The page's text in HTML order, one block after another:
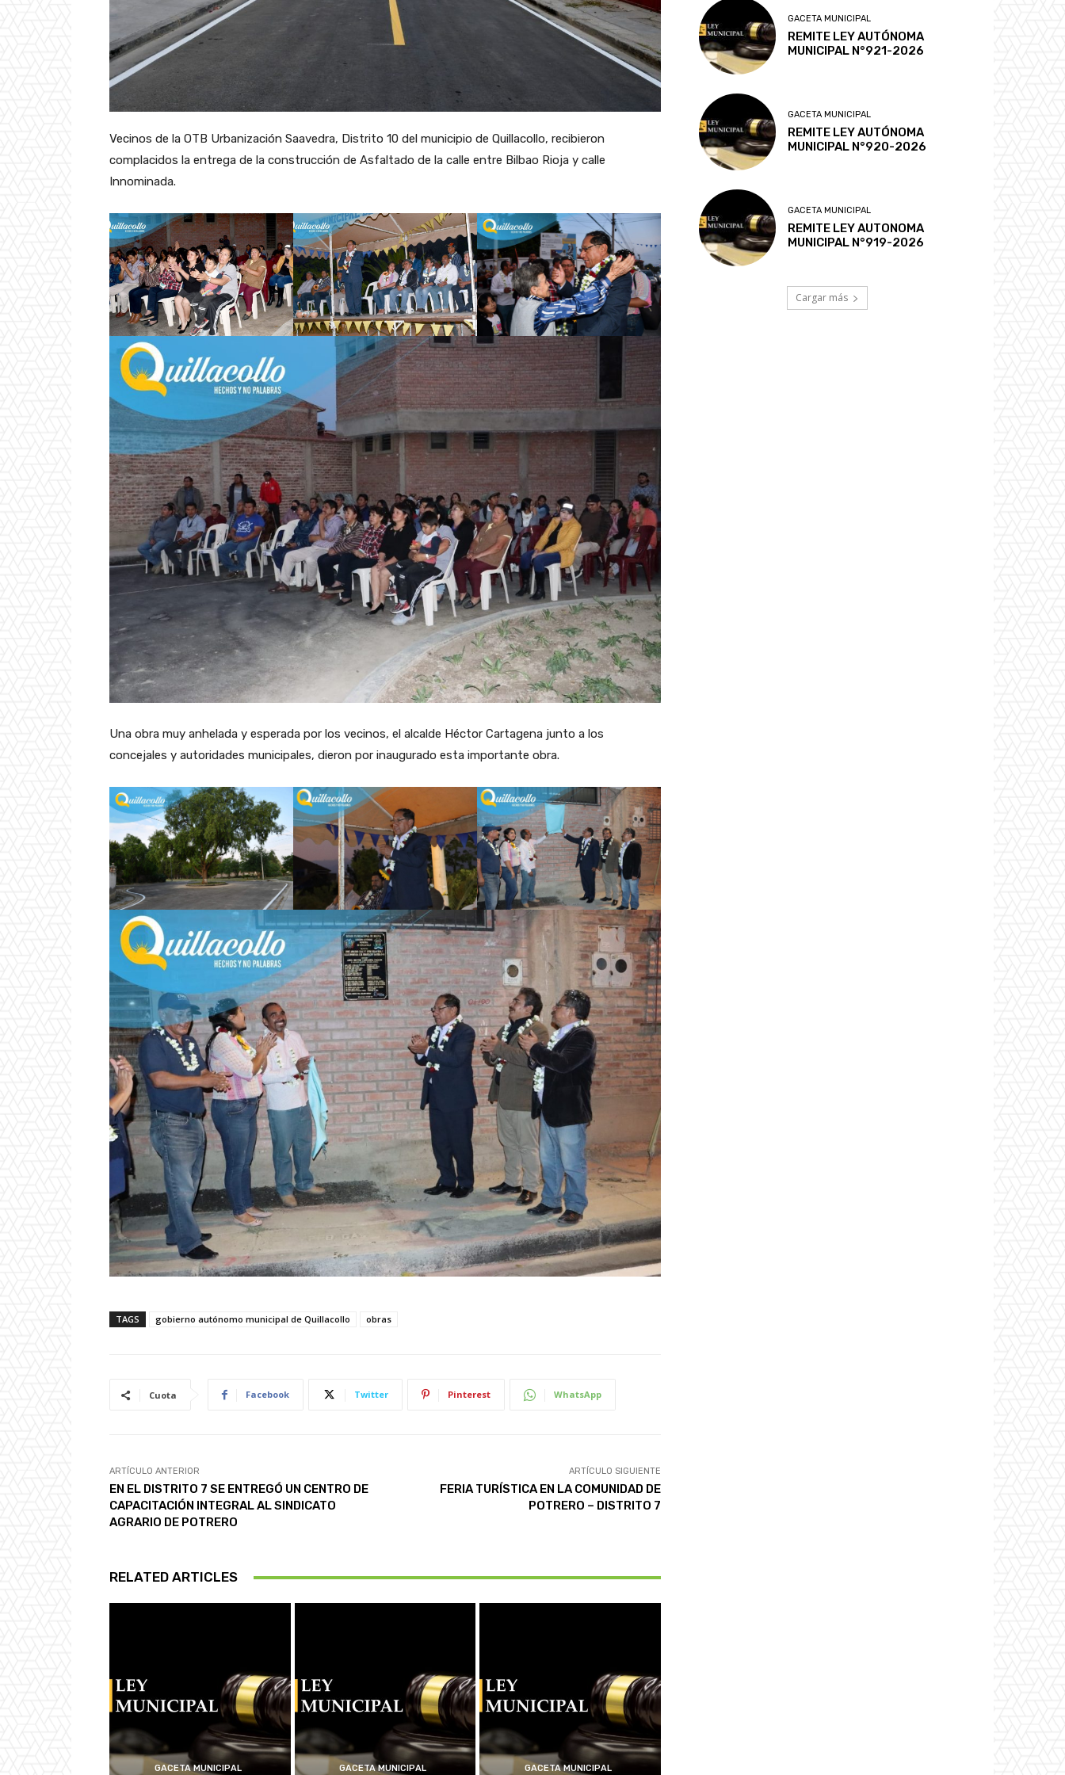
Vecinos de la OTB Urbanización Saavedra, Distrito 10 del municipio de Quillacollo, recibieron
complacidos la entrega de la construcción de Asfaltado de la calle entre Bilbao Rioja y calle
Innominada.
Una obra muy anhelada y esperada por los vecinos, el alcalde Héctor Cartagena junto a los
concejales y autoridades municipales, dieron por inaugurado esta importante obra.
TAGS gobierno autónomo municipal de Quillacollo obras
Cuota Facebook Twitter Pinterest WhatsApp
ARTÍCULO ANTERIOR
EN EL DISTRITO 7 SE ENTREGÓ UN CENTRO DE
CAPACITACIÓN INTEGRAL AL SINDICATO
AGRARIO DE POTRERO
ARTÍCULO SIGUIENTE
FERIA TURÍSTICA EN LA COMUNIDAD DE
POTRERO – DISTRITO 7
RELATED ARTICLES
GACETA MUNICIPAL GACETA MUNICIPAL GACETA MUNICIPAL
GACETA MUNICIPAL
REMITE LEY AUTÓNOMA
MUNICIPAL N°921-2026
GACETA MUNICIPAL
REMITE LEY AUTÓNOMA
MUNICIPAL N°920-2026
GACETA MUNICIPAL
REMITE LEY AUTONOMA
MUNICIPAL N°919-2026
Cargar más